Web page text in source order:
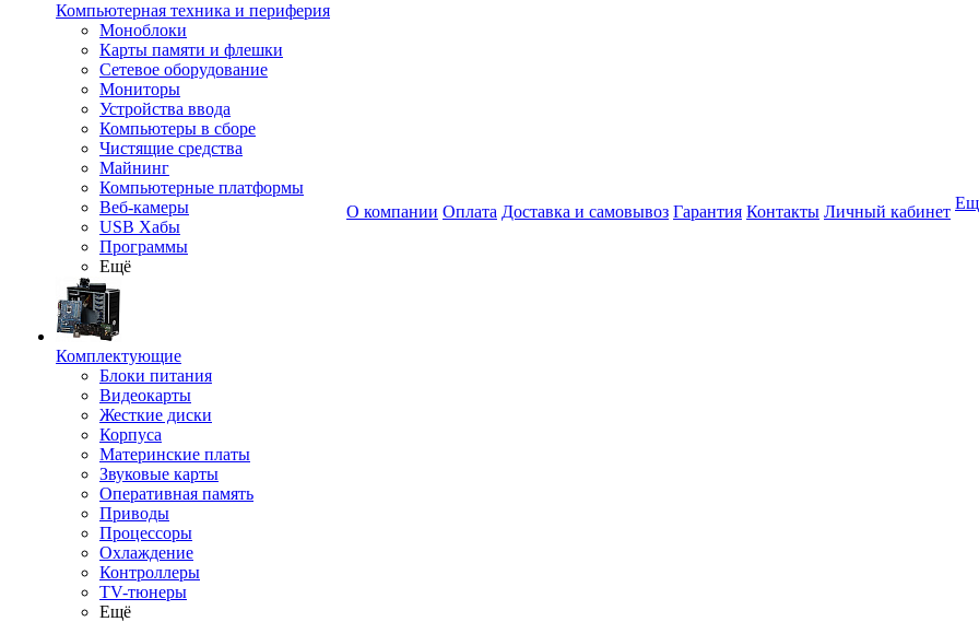
Компьютерная техника и периферия
Моноблоки
Карты памяти и флешки
Сетевое оборудование
Мониторы
Устройства ввода
Компьютеры в сборе
Чистящие средства
Майнинг
Компьютерные платформы
Веб-камеры
USB Хабы
Программы
Ещё
Комплектующие
Блоки питания
Видеокарты
Жесткие диски
Корпуса
Материнские платы
Звуковые карты
Оперативная память
Приводы
Процессоры
Охлаждение
Контроллеры
TV-тюнеры
Ещё
О компании Оплата Доставка и самовывоз Гарантия Контакты Личный кабинет